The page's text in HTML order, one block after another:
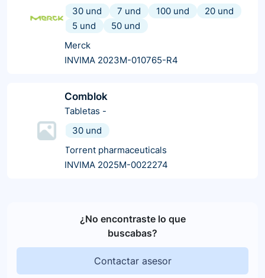
30 und
7 und 100 und
20 und
5 und
50 und
Merck
INVIMA 2023M-010765-R4
Comblok
Tabletas -
30 und
Torrent pharmaceuticals
INVIMA 2025M-0022274
¿No encontraste lo que
buscabas?
Contactar asesor